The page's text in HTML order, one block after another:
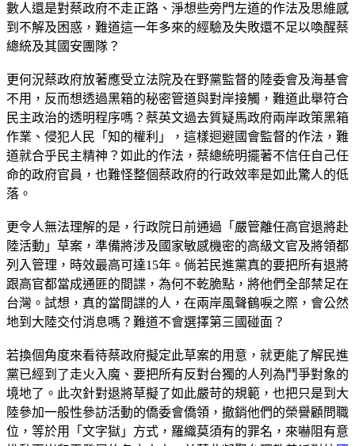
數人還是對蔡政府不走正路、淨想些旁門左道的作法及思維感
到不解及困惑，難道這一年多來的經驗及失敗還不足以喚醒蔡
總統及其國安團隊？
更何況蔡政府放著應受立法院及在野黨監督的陸委會及海基會
不用，反而想透過黑箱的秘密管道與對岸接觸，難道此舉符合
民主政治的透明程序嗎？蔡英文過去質疑馬政府兩岸政策黑箱
作業、侵犯人民「知的權利」，這樣迴避國會監督的作法，難
道就合乎民主精神？如此的作法，蔡總統明擺著不信任自己任
命的政府官員，也難怪整個蔡政府的行政效率是如此驚人的低
落。
更令人無法理解的是，行政院日前通過「嚴管離任高官退將赴
陸活動」草案，準備將涉及國家敏感機密的高級文官及將領都
列入管理，時效最高可達15年。倘若民進黨真的要把所有退將
跟高官都當成通匪的間諜，為何不乾脆點，將他們全部禁足在
台灣。試想，真的當間諜的人，在兩岸風聲鶴唳之際，會公然
地到大陸交付消息嗎？難道不會選擇第三國碰面？
若換個角度來看待蔡政府擬定此草案的用意，就更能了解民進
黨已經到了走火入魔、要把所有反對台獨的人列為鬥爭對象的
境地了。此次針對退將草擬了如此嚴苛的規範，也把只是到大
陸參加一般性參訪活動的僑委會僑領，撤銷他們的榮譽顧問職
位，等於用「文字獄」方式，羅織莫須有的罪名，來嚇阻有意